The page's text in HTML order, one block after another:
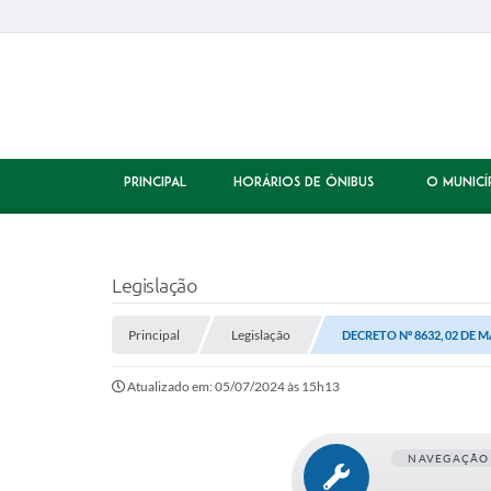
PRINCIPAL HORÁRIOS DE ÔNIBUS O
Legislação
Principal Legislação DECRETO Nº 8632, 02 DE
Atualizado em: 05/07/2024 às 15h13
NAVEGAÇÃO